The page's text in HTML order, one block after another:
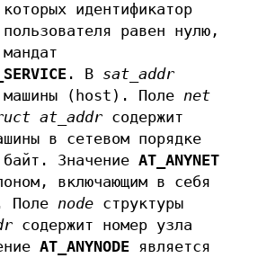
идентификатор
равен нулю,
. В sat_addr
машины (host). Поле net
at_addr содержит
в сетевом порядке
байт. Значение AT_ANYNET
включающим в себя
Поле node структуры
содержит номер узла
AT_ANYNODE является